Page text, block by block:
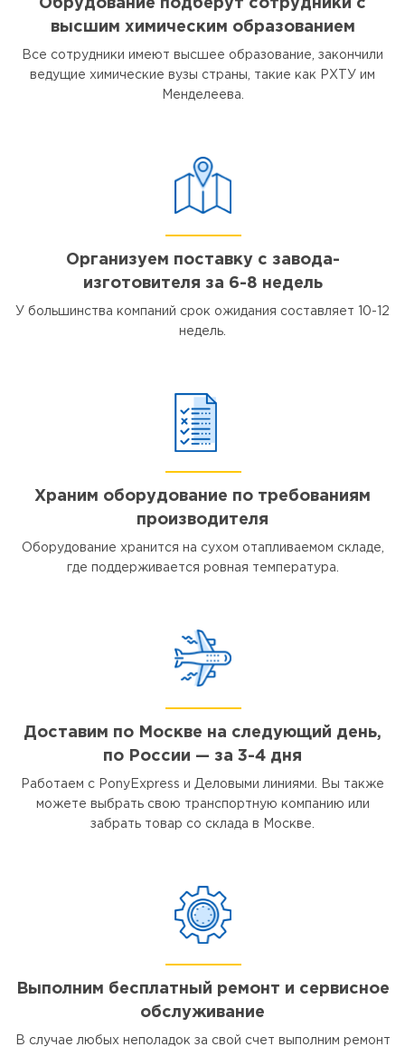
Обрудование подберут сотрудники с
высшим химическим образованием
Все сотрудники имеют высшее образование, закончили
ведущие химические вузы страны, такие как РХТУ им
Менделеева.
Организуем поставку с завода-
изготовителя за 6-8 недель
У большинства компаний срок ожидания составляет 10-12
недель.
Храним оборудование по требованиям
производителя
Оборудование хранится на сухом отапливаемом складе,
где поддерживается ровная температура.
Доставим по Москве на следующий день,
по России — за 3-4 дня
Работаем с PonyExpress и Деловыми линиями. Вы также
можете выбрать свою транспортную компанию или
забрать товар со склада в Москве.
Выполним бесплатный ремонт и сервисное
обслуживание
В случае любых неполадок за свой счет выполним ремонт